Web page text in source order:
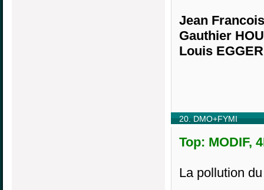
Jean
Gauthier
Louis
20. DMO+FYMI
Top: MODIF,
La pollution